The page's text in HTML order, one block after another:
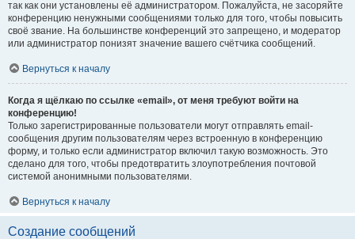
так как они установлены её администратором. Пожалуйста, не засоряйте
конференцию ненужными сообщениями только для того, чтобы повысить
своё звание. На большинстве конференций это запрещено, и модератор
или администратор понизят значение вашего счётчика сообщений.
Вернуться к началу
Когда я щёлкаю по ссылке «email», от меня требуют войти на
конференцию!
Только зарегистрированные пользователи могут отправлять email-
сообщения другим пользователям через встроенную в конференцию
форму, и только если администратор включил такую возможность. Это
сделано для того, чтобы предотвратить злоупотребления почтовой
системой анонимными пользователями.
Вернуться к началу
Создание сообщений